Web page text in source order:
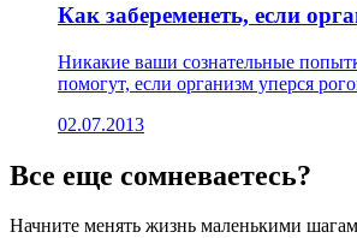
Как забеременеть, если
Никакие ваши сознательные
помогут, если организм уперся
02.07.2013
Все еще сомневаетесь?
Начните менять жизнь маленькими